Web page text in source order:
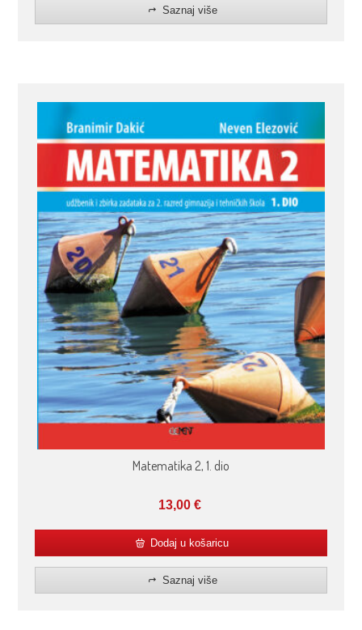
Saznaj više
Matematika 2, 1. dio
13,00 €
Dodaj u košaricu
Saznaj više